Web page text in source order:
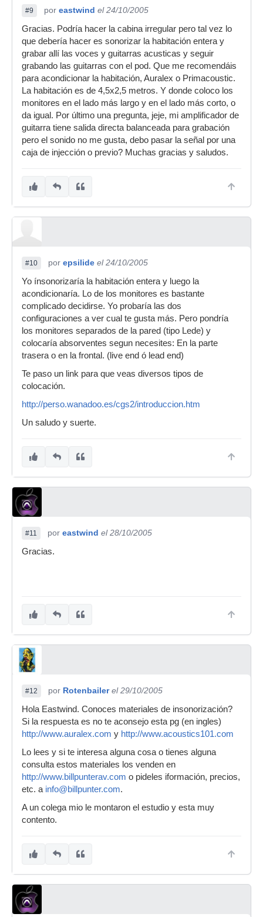
#9 por eastwind el 24/10/2005
Gracias. Podría hacer la cabina irregular pero tal vez lo
que debería hacer es sonorizar la habitación entera y
grabar allí las voces y guitarras acusticas y seguir
grabando las guitarras con el pod. Que me recomendáis
para acondicionar la habitación, Auralex o Primacoustic.
La habitación es de 4,5x2,5 metros. Y donde coloco los
monitores en el lado más largo y en el lado más corto, o
da igual. Por último una pregunta, jeje, mi amplificador de
guitarra tiene salida directa balanceada para grabación
pero el sonido no me gusta, debo pasar la señal por una
caja de injección o previo? Muchas gracias y saludos.
#10 por epsilide el 24/10/2005
Yo ínsonorizaría la habitación entera y luego la
acondicionaría. Lo de los monitores es bastante
complicado decidirse. Yo probaría las dos
configuraciones a ver cual te gusta más. Pero pondría
los monitores separados de la pared (tipo Lede) y
colocaría absorventes segun necesites: En la parte
trasera o en la frontal. (live end ó lead end)
Te paso un link para que veas diversos tipos de
colocación.
http://perso.wanadoo.es/cgs2/introduccion.htm
Un saludo y suerte.
#11 por eastwind el 28/10/2005
Gracias.
#12 por Rotenbailer el 29/10/2005
Hola Eastwind. Conoces materiales de insonorización?
Si la respuesta es no te aconsejo esta pg (en ingles)
http://www.auralex.com y http://www.acoustics101.com
Lo lees y si te interesa alguna cosa o tienes alguna
consulta estos materiales los venden en
http://www.billpunterav.com o pideles iformación, precios,
etc. a info@billpunter.com.
A un colega mio le montaron el estudio y esta muy
contento.